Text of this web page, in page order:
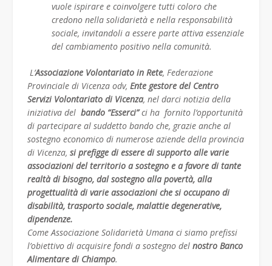
vuole ispirare e coinvolgere tutti coloro che
credono nella solidarietà e nella responsabilità
sociale, invitandoli a essere parte attiva essenziale
del cambiamento positivo nella comunità.
L’Associazione Volontariato in Rete, Federazione
Provinciale di Vicenza odv, Ente gestore del Centro
Servizi Volontariato di Vicenza, nel darci notizia della
iniziativa del bando “Esserci”ci ha fornito l’opportunità
di partecipare al suddetto bando che, grazie anche al
sostegno economico di numerose aziende della provincia
di Vicenza, si prefigge di essere di supporto alle varie
associazioni del territorio a sostegno e a favore di tante
realtà di bisogno, dal sostegno alla povertà, alla
progettualità di varie associazioni che si occupano di
disabilità, trasporto sociale, malattie degenerative,
dipendenze.
Come Associazione Solidarietà Umana ci siamo prefissi
l’obiettivo di acquisire fondi a sostegno del nostro Banco
Alimentare di Chiampo.